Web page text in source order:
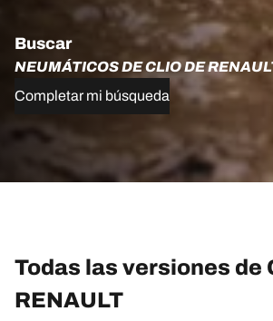
Buscar
NEUMÁTICOS DE CLIO DE
Completar mi búsqueda
Todas las versiones de
RENAULT